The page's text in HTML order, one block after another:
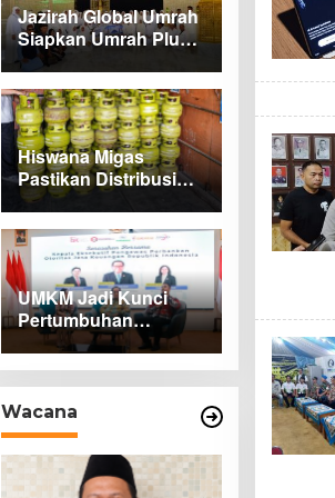
Jazirah Global Umrah
Siapkan Umrah Plus
Turki dan Lima Paket
Baru 2027
Hiswana Migas
Pastikan Distribusi
Gas Melon di
Indramayu Tetap
Lancar
UMKM Jadi Kunci
Pertumbuhan
Ekonomi Cirebon
Raya
Wacana